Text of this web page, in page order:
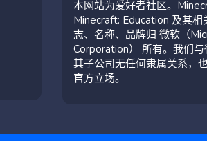
本网站为爱好者社区。
Minecraft: Education 及其相
志、名称、品牌归 微软（
Corporation） 所有。我们与
其子公司无任何隶属关系，
官方立场。